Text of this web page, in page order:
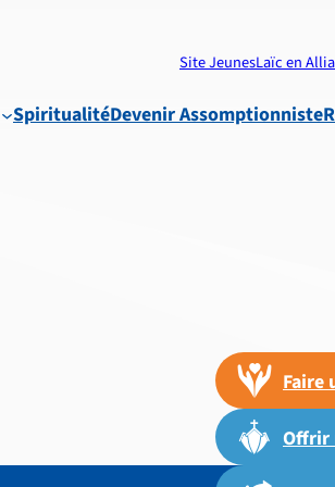
Site JeunesLaïc en
SpiritualitéDevenir Assomptionniste
Faire
Offrir